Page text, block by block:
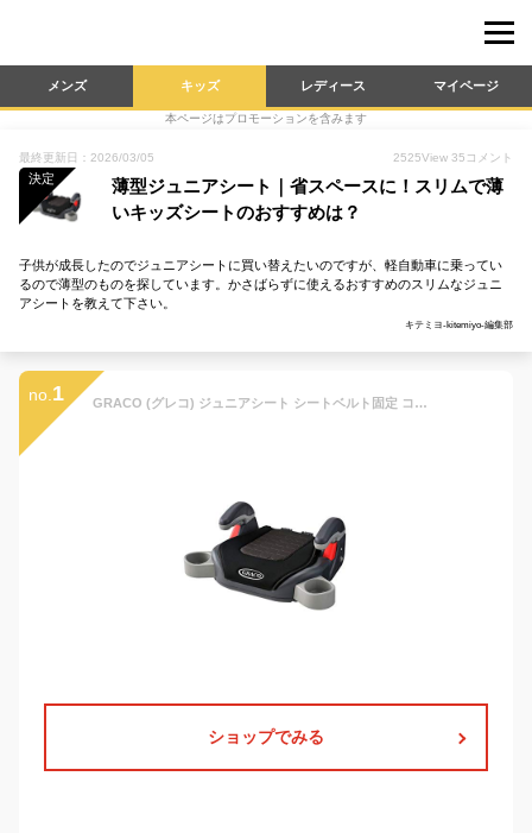
メンズ キッズ レディース マイページ
本ページはプロモーションを含みます
最終更新日：2026/03/05 2525View 35 コメント
決定
薄型ジュニアシート｜省スペースに！スリムで薄
いキッズシートのおすすめは？
子供が成長したのでジュニアシートに買い替えたいのですが、軽自動車に乗ってい
るので薄型のものを探しています。かさばらずに使えるおすすめのスリムなジュニ
アシートを教えて下さい。
キテミヨ-kitemiyo-編集部
no. 1 GRACO (グレコ) ジュニアシート シートベルト固定 コンパクトジュニア 3歳頃から11歳頃まで ロングユース カップホルダー付 ブースター (モードノアール BK) 67151
ショップでみる